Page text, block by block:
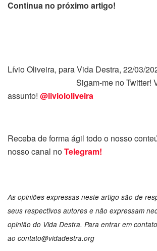
Continua no próximo artigo!
Lívio Oliveira, para Vida Destra,
Sigam-me no Twitter!
assunto! @liviololiveira
Receba de forma ágil todo o nosso
nosso canal noTelegram!
As opiniões expressas neste artigo são de
seus respectivos autores e não expressam
opinião do Vida Destra. Para entrar em
ao contato@vidadestra.org